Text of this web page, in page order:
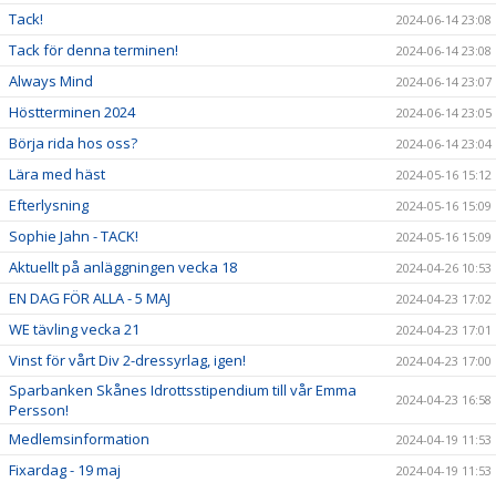
Tack! 2024-06-14 23:08
Tack för denna terminen! 2024-06-14 23:08
Always Mind 2024-06-14 23:07
Höstterminen 2024 2024-06-14 23:05
Börja rida hos oss? 2024-06-14 23:04
Lära med häst 2024-05-16 15:12
Efterlysning 2024-05-16 15:09
Sophie Jahn - TACK! 2024-05-16 15:09
Aktuellt på anläggningen vecka 18 2024-04-26 10:53
EN DAG FÖR ALLA - 5 MAJ 2024-04-23 17:02
WE tävling vecka 21 2024-04-23 17:01
Vinst för vårt Div 2-dressyrlag, igen! 2024-04-23 17:00
Sparbanken Skånes Idrottsstipendium till vår Emma
Persson!
2024-04-23 16:58
Medlemsinformation 2024-04-19 11:53
Fixardag - 19 maj 2024-04-19 11:53